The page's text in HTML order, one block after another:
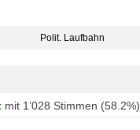
Polit. Laufbahn
mit 1’028 Stimmen (58.2%)